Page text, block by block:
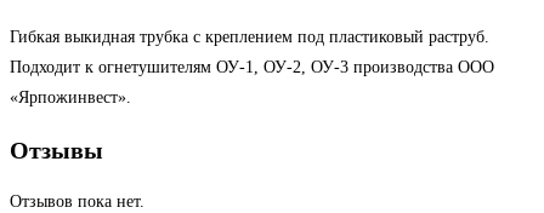
Гибкая выкидная трубка с креплением под пластиковый раструб.
Подходит к огнетушителям ОУ-1, ОУ-2, ОУ-3 производства ООО
«Ярпожинвест».
Отзывы
Отзывов пока нет.